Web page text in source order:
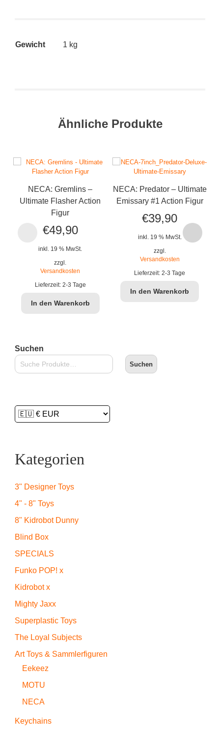
Gewicht 1 kg
Ähnliche Produkte
NECA: Gremlins –
Ultimate Flasher Action
Figur
€49,90
inkl. 19 % MwSt.
zzgl.
Versandkosten
Lieferzeit: 2-3 Tage
In den Warenkorb
NECA: Predator – Ultimate
Emissary #1 Action Figur
€39,90
inkl. 19 % MwSt.
zzgl.
Versandkosten
Lieferzeit:2-3 Tage
In den Warenkorb
Suchen
Suchen
Kategorien
3" Designer Toys
4" - 8" Toys
8" Kidrobot Dunny
Blind Box
SPECIALS
Funko POP! x
Kidrobot x
Mighty Jaxx
Superplastic Toys
The Loyal Subjects
Art Toys & Sammlerfiguren
Eekeez
MOTU
NECA
Keychains